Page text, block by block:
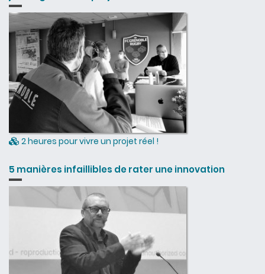
2 heures pour vivre un projet réel !
5 manières infaillibles de rater une innovation